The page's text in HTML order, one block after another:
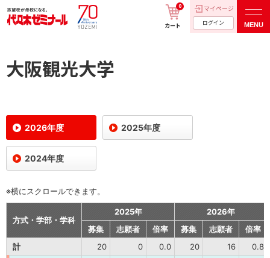
カート
0 マイページ
ログイン MENU
大阪観光大学
2026年度 2025年度
2024年度
※横にスクロールできます。
方式・学部・学科
2025年
2026年
募集
志願者 倍率 募集 志願者
倍率
計
20 0 0.0 20 16
0.8